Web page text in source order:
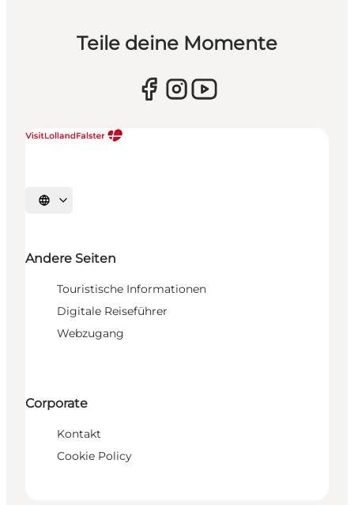
Teile deine Momente
Sprache auswählen
Andere Seiten
Touristische Informationen
Digitale Reiseführer
Webzugang
Corporate
Kontakt
Cookie Policy